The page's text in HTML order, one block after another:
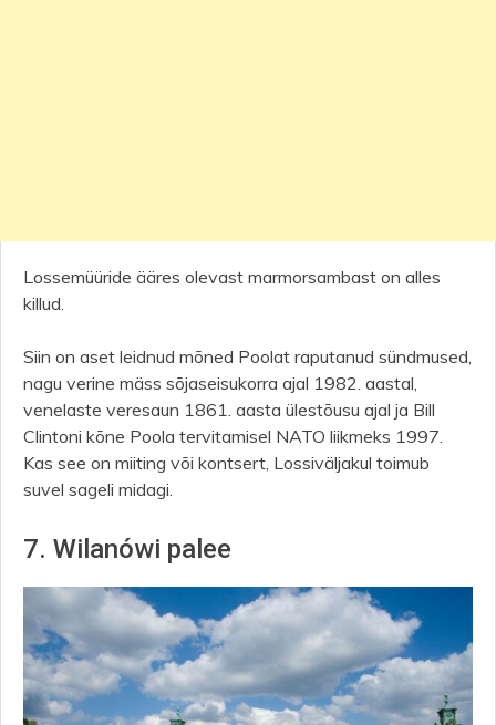
Lossemüüride ääres olevast marmorsambast on alles
killud.
Siin on aset leidnud mõned Poolat raputanud sündmused,
nagu verine mäss sõjaseisukorra ajal 1982. aastal,
venelaste veresaun 1861. aasta ülestõusu ajal ja Bill
Clintoni kõne Poola tervitamisel NATO liikmeks 1997.
Kas see on miiting või kontsert, Lossiväljakul toimub
suvel sageli midagi.
7. Wilanówi palee